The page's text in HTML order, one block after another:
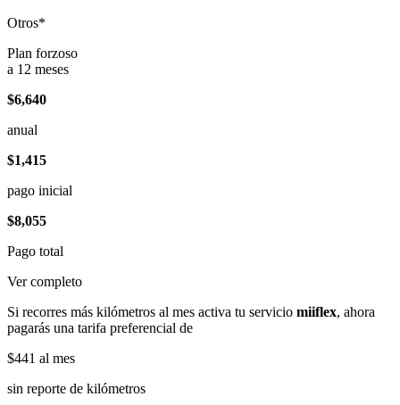
Otros*
Plan forzoso
a 12 meses
$6,640
anual
$1,415
pago inicial
$8,055
Pago total
Ver completo
Si recorres más kilómetros al mes activa tu servicio miiflex, ahora
pagarás una tarifa preferencial de
$441 al mes
sin reporte de kilómetros